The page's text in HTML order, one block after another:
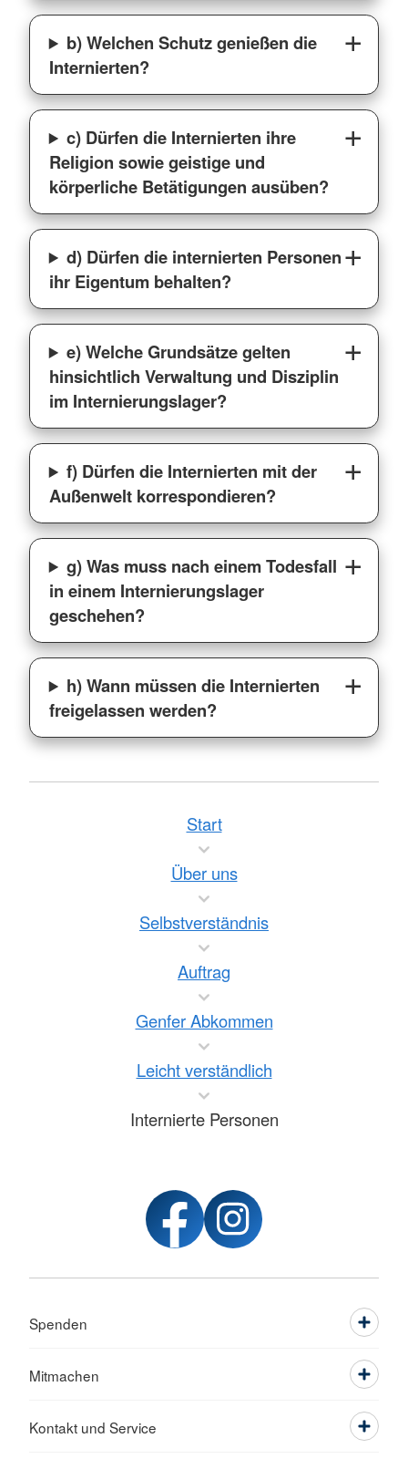
b) Welchen Schutz genießen die
Internierten?
c) Dürfen die Internierten ihre
Religion sowie geistige und
körperliche Betätigungen ausüben?
d) Dürfen die internierten Personen
ihr Eigentum behalten?
e) Welche Grundsätze gelten
hinsichtlich Verwaltung und Disziplin
im Internierungslager?
f) Dürfen die Internierten mit der
Außenwelt korrespondieren?
g) Was muss nach einem Todesfall
in einem Internierungslager
geschehen?
h) Wann müssen die Internierten
freigelassen werden?
Start
Über uns
Selbstverständnis
Auftrag
Genfer Abkommen
Leicht verständlich
Internierte Personen
Spenden
Mitmachen
Kontakt und Service